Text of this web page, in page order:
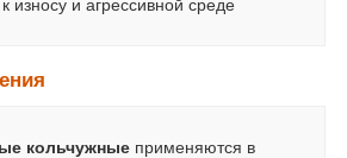
к износу и агрессивной среде
кольчужные применяются в